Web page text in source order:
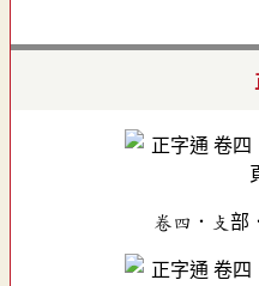
卷四．攴部